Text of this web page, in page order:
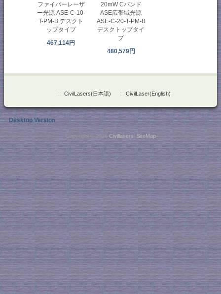
ファイバーレーザ
ー光源 ASE-C-10-
T-PM-B デスクト
ップタイプ
467,114円
20mW Cバンド
ASE広帯域光源
ASE-C-20-T-PM-B
デスクトップタイ
プ
480,579円
:: CivilLasers(日本語) :: CivilLaser(English)
Desktop Version
Copyright © 2026Civillasers SiteMap